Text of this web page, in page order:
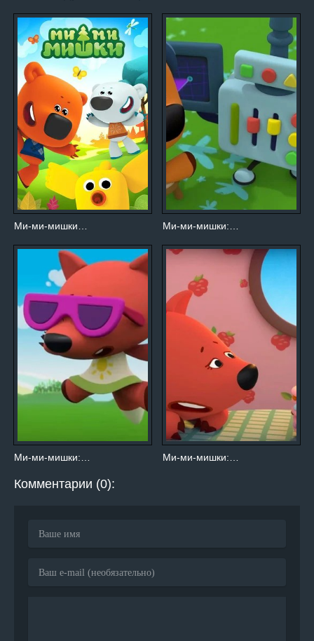
Ми-ми-мишки… Ми-ми-мишки:…
Ми-ми-мишки:… Ми-ми-мишки:…
Комментарии (0):